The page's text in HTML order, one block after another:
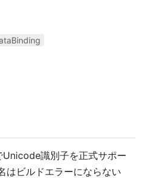
識別子を正式サポー
はビルドエラーにならない